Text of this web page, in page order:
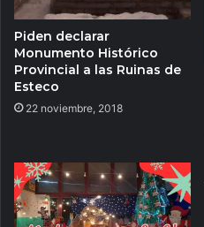
Piden declarar
Monumento Histórico
Provincial a las Ruinas de
Esteco
22 noviembre, 2018